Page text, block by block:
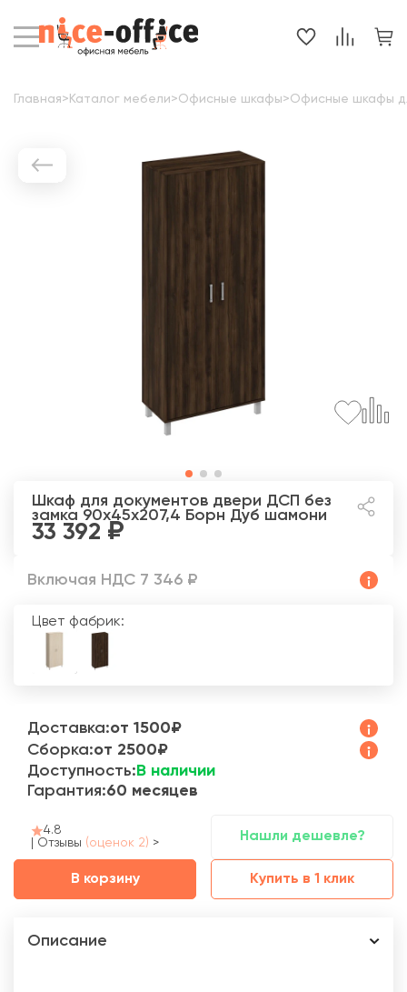
Главная> Каталог мебели>Офисные шкафы>Офисные шкафы
Шкаф для документов двери ДСП без
замка 90x45x207,4 Борн Дуб шамони
33 392
Включая НДС 7 346 ₽
Цвет фабрик:
Доставка:от 1500₽
Сборка:от 2500₽
Доступность: В наличии
Гарантия:60 месяцев
4.8
Отзывы (оценок 2) > Нашли дешевле?
В корзину Купить в 1 клик
Описание